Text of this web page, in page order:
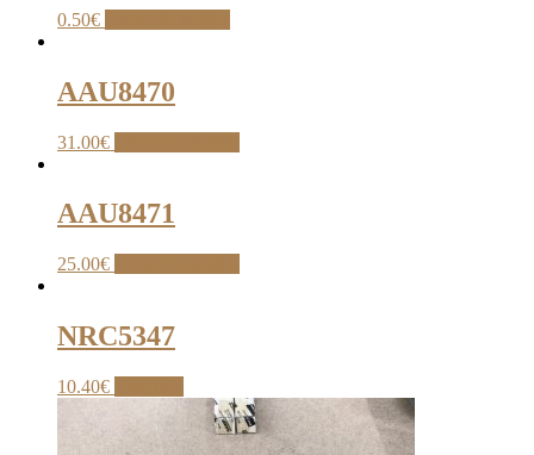
0.50€
AAU8470
31.00€
AAU8471
25.00€
NRC5347
10.40€